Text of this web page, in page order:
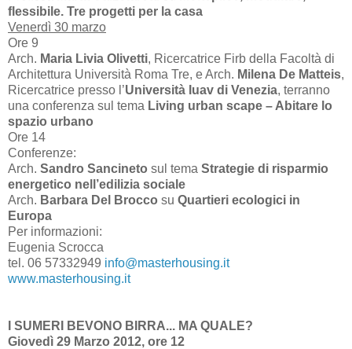
flessibile. Tre progetti per la casa
Venerdì 30 marzo
Ore 9
Arch. Maria Livia Olivetti, Ricercatrice Firb della Facoltà di
Architettura Università Roma Tre, e Arch. Milena De Matteis,
Ricercatrice presso l’Università Iuav di Venezia, terranno
una conferenza sul tema Living urban scape – Abitare lo
spazio urbano
Ore 14
Conferenze:
Arch. Sandro Sancineto sul tema Strategie di risparmio
energetico nell’edilizia sociale
Arch. Barbara Del Brocco su Quartieri ecologici in
Europa
Per informazioni:
Eugenia Scrocca
tel. 06 57332949 info@masterhousing.it
www.masterhousing.it
I SUMERI BEVONO BIRRA... MA QUALE?
Giovedì 29 Marzo 2012, ore 12